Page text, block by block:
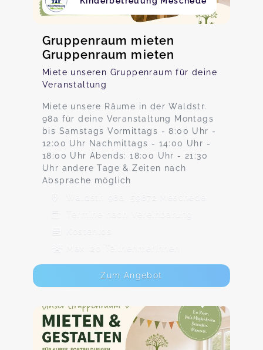
Gruppenraum mieten
Gruppenraum mieten
Miete unseren Gruppenraum für deine
Veranstaltung
Miete unsere Räume in der Waldstr.
98a für deine Veranstaltung Montags
bis Samstags Vormittags - 8:00 Uhr -
12:00 Uhr Nachmittags - 14:00 Uhr -
18:00 Uhr Abends: 18:00 Uhr - 21:30
Uhr andere Tage & Zeiten nach
Absprache möglich
Waldstr. 98a, 59872 Meschede
Termine nach Vereinbarung
Max. 20 TeilnehmerInnen
Zum Angebot